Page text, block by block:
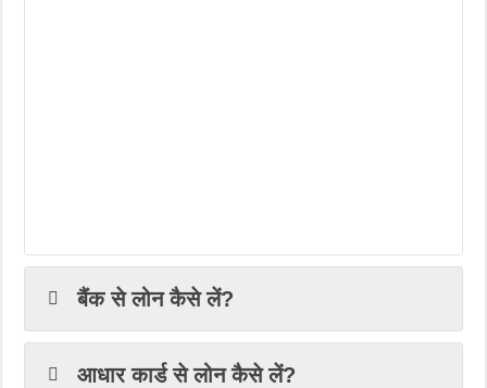
बैंक से लोन कैसे लें?
आधार कार्ड से लोन कैसे लें?